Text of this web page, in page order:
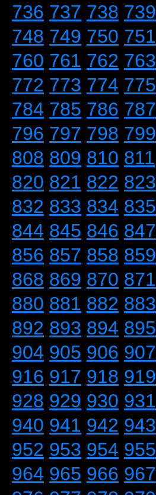
736 737 738 739
748 749 750 751
760 761 762 763
772 773 774 775
784 785 786 787
796 797 798 799
808 809 810 811
820 821 822 823
832 833 834 835
844 845 846 847
856 857 858 859
868 869 870 871
880 881 882 883
892 893 894 895
904 905 906 907
916 917 918 919
928 929 930 931
940 941 942 943
952 953 954 955
964 965 966 967